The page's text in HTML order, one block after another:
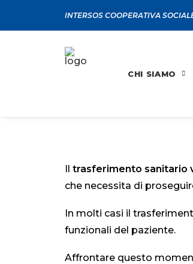
INTERSOS COOPERATIVA
CHI SIAMO
Il trasferimento sanitario
che necessita di
In molti casi il
funzionali del paziente.
Affrontare questo